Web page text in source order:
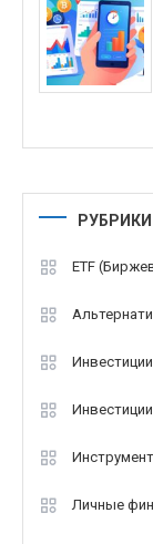
РУБРИКИ
ETF
Личные